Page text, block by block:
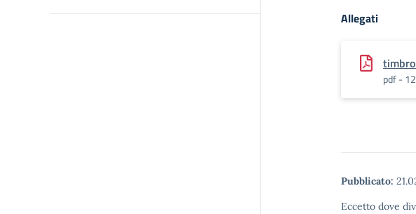
Allegati
pdf -
Pubblicato:
Eccetto dove